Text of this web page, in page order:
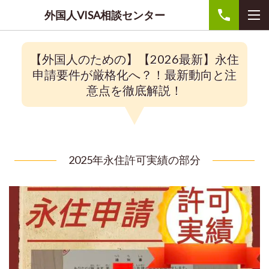
外国人VISA相談センター
【外国人のための】
【2026最新】永住
申請要件が厳格化へ？！最新動向と注
意点を徹底解説！
2025年永住許可実績の部分